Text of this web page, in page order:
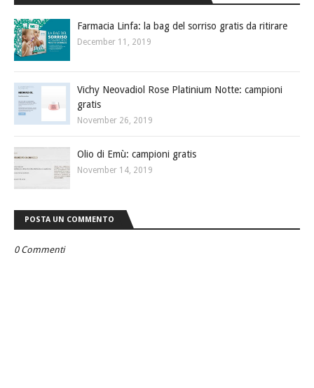
Farmacia Linfa: la bag del sorriso gratis da ritirare
December 11, 2019
Vichy Neovadiol Rose Platinium Notte: campioni
gratis
November 26, 2019
Olio di Emù: campioni gratis
November 14, 2019
POSTA UN COMMENTO
0 Commenti